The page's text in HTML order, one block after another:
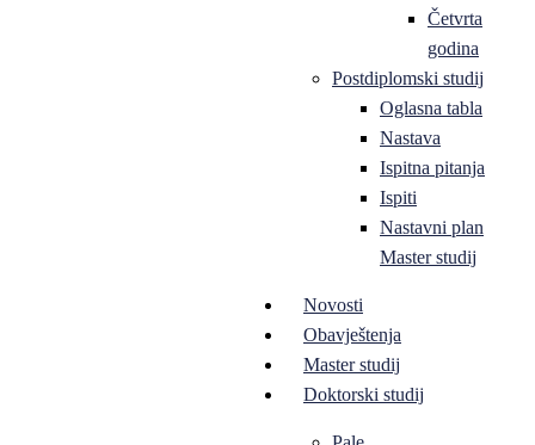
Četvrta
godina
Postdiplomski studij
Oglasna tabla
Nastava
Ispitna pitanja
Ispiti
Nastavni plan
Master studij
Novosti
Obavještenja
Master studij
Doktorski studij